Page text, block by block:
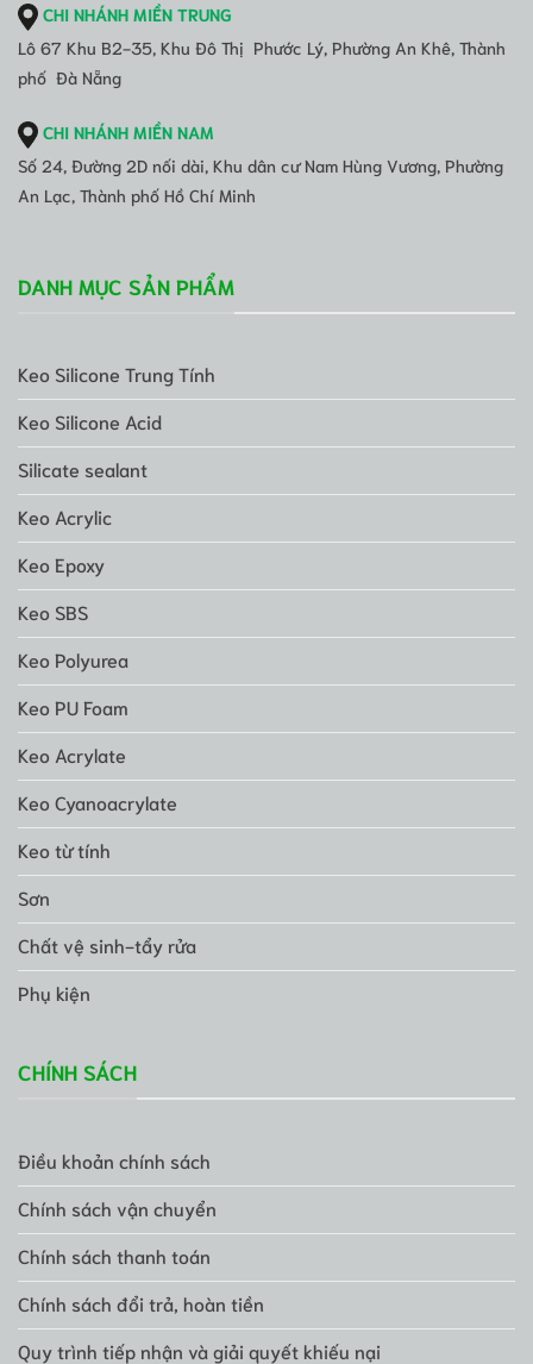
CHI NHÁNH MIỀN TRUNG
Lô 67 Khu B2-35, Khu Đô Thị Phước Lý, Phường An Khê, Thành
phố Đà Nẵng
CHI NHÁNH MIỀN NAM
Số 24, Đường 2D nối dài, Khu dân cư Nam Hùng Vương, Phường
An Lạc, Thành phố Hồ Chí Minh
DANH MỤC SẢN PHẨM
Keo Silicone Trung Tính
Keo Silicone Acid
Silicate sealant
Keo Acrylic
Keo Epoxy
Keo SBS
Keo Polyurea
Keo PU Foam
Keo Acrylate
Keo Cyanoacrylate
Keo từ tính
Sơn
Chất vệ sinh-tẩy rửa
Phụ kiện
CHÍNH SÁCH
Điều khoản chính sách
Chính sách vận chuyển
Chính sách thanh toán
Chính sách đổi trả, hoàn tiền
Quy trình tiếp nhận và giải quyết khiếu nại